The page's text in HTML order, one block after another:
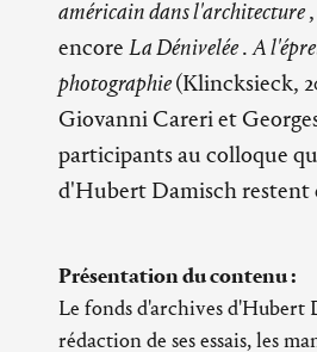
américain dans l'architecture
encore La Dénivelée.A
photographie(Klincksieck,
Giovanni Careri et
participants au colloque
d'Hubert Damisch restent
Présentation du contenu :
Le fonds d'archives d'Hubert
rédaction de ses essais, les